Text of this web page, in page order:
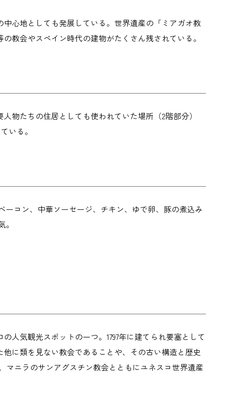
心地としても発展している。世界遺産の「ミアガオ教
教会やスペイン時代の建物がたくさん残されている。
物たちの住居としても使われていた場所（2階部分）
いる。
コン、中華ソーセージ、チキン、ゆで卵、豚の煮込み
人気観光スポットの一つ。1797年に建てられ要塞として
に類を見ない教会であることや、その古い構造と歴史
マニラのサンアグスチン教会とともにユネスコ世界遺産